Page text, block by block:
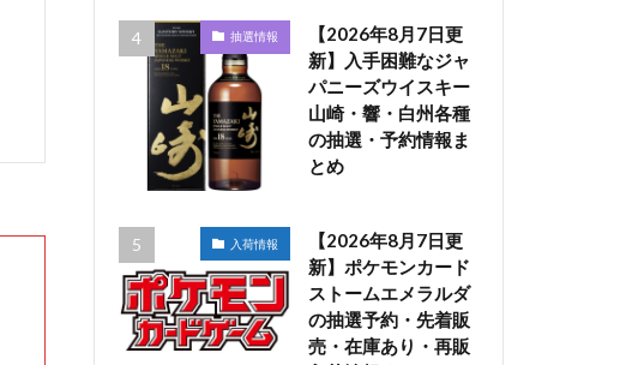
抽選情報
【2026年8月7日更
新】入手困難なジャ
パニーズウイスキー
山崎・響・白州各種
の抽選・予約情報ま
とめ
入荷情報
【2026年8月7日更
新】ポケモンカード
ストームエメラルダ
の抽選予約・先着販
売・在庫あり・再販